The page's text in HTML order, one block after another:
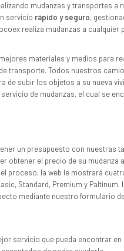
mudanzas y transportes a
servicio rápido y seguro,
realiza mudanzas a cualquier
materiales y medios para
transporte. Todos nuestros
de subir los objetos a su nueva
de mudanzas, el cual se
un presupuesto con nuestras
obtener el precio de su mudanza
proceso, la web le mostrará
Standard, Premium y Paltinum.
mediante nuestro formulario
servicio que pueda encontrar en